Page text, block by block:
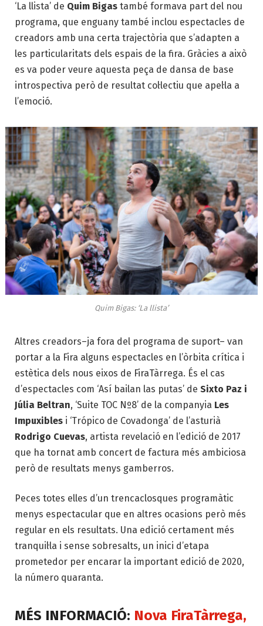
‘La llista’ de Quim Bigas també formava part del nou
programa, que enguany també inclou espectacles de
creadors amb una certa trajectòria que s’adapten a
les particularitats dels espais de la fira. Gràcies a això
es va poder veure aquesta peça de dansa de base
introspectiva però de resultat col·lectiu que apel·la a
l’emoció.
Quim Bigas: ‘La llista’
Altres creadors–ja fora del programa de suport– van
portar a la Fira alguns espectacles en l’òrbita crítica i
estètica dels nous eixos de FiraTàrrega. És el cas
d’espectacles com ‘Así bailan las putas’ de Sixto Paz i
Júlia Beltran, ‘Suite TOC Nº8’ de la companyia Les
Impuxibles i ‘Trópico de Covadonga’ de l’asturià
Rodrigo Cuevas, artista revelació en l’edició de 2017
que ha tornat amb concert de factura més ambiciosa
però de resultats menys gamberros.
Peces totes elles d’un trencaclosques programàtic
menys espectacular que en altres ocasions però més
regular en els resultats. Una edició certament més
tranquil·la i sense sobresalts, un inici d’etapa
prometedor per encarar la important edició de 2020,
la número quaranta.
MÉS INFORMACIÓ: Nova FiraTàrrega,